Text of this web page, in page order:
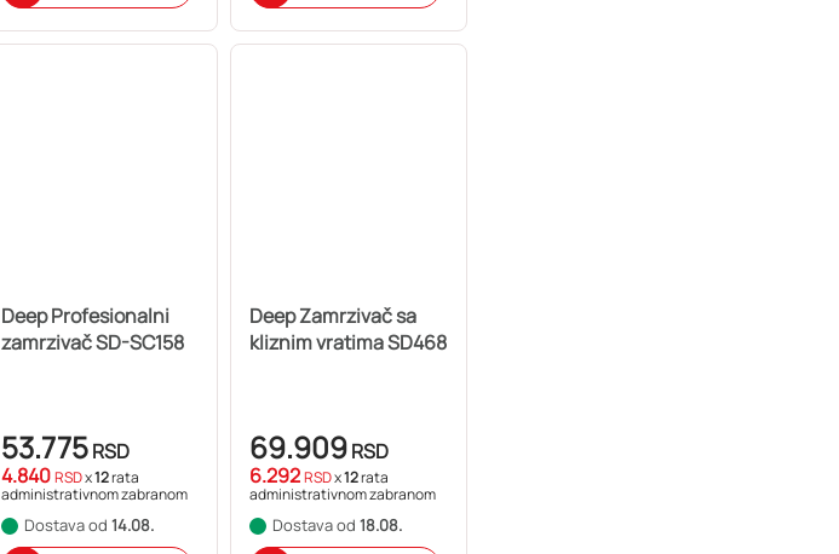
Deep Profesionalni
zamrzivač SD-SC158
53.775RSD
4.840RSDx12rata
administrativnom zabranom
Dostava od 14.08.
Deep Zamrzivač sa
kliznim vratima SD468
69.909RSD
6.292RSDx12rata
administrativnom zabranom
Dostava od 18.08.